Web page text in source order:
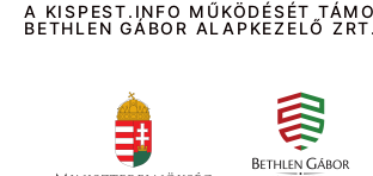
A KISPEST.INFO MŰKÖDÉSÉT
BETHLEN GÁBOR ALAPKEZELŐ ZRT.